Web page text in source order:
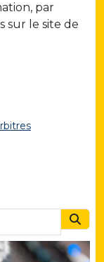
par
sur le site de